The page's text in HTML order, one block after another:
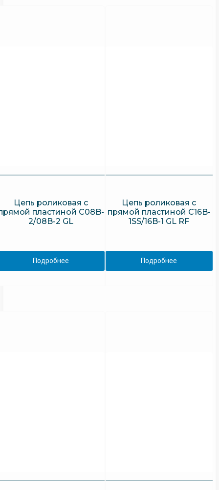
Цепь роликовая с
пластиной C08B-
2/08B-2 GL
Подробнее
Цепь роликовая с
прямой пластиной C16B-
1SS/16B-1 GL RF
Подробнее